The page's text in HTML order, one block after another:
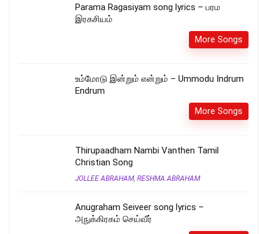
Parama Ragasiyam song lyrics – பரம
இரகசியம்
More Songs
உம்மோடு இன்றும் என்றும் – Ummodu Indrum
Endrum
More Songs
Thirupaadham Nambi Vanthen Tamil
Christian Song
JOLLEE ABRAHAM, RESHMA ABRAHAM
Anugraham Seiveer song lyrics –
அநுக்கிரகம் செய்வீர்